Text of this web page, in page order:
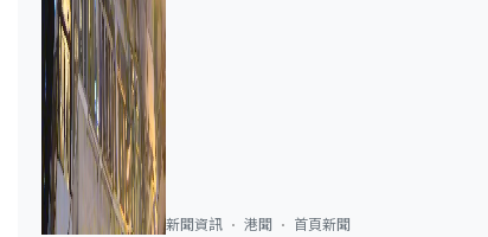
新聞資訊 港聞 首頁新聞